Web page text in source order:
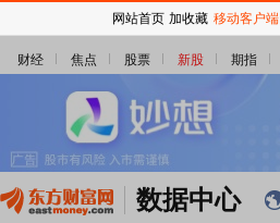
财经 焦点 股票 新股 期指
数据中心
网站首页 加收藏 移动客户端